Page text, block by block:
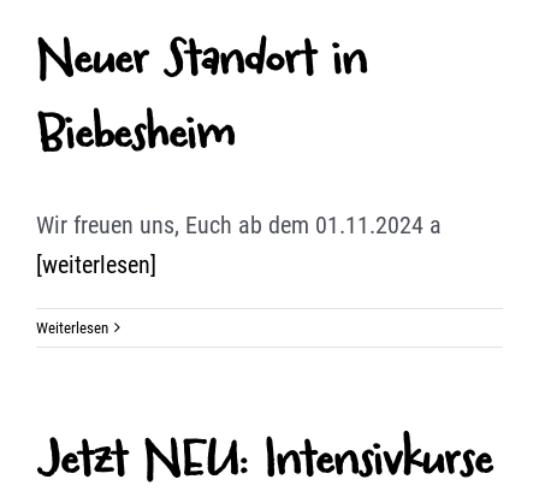
Neuer Standort in
Biebesheim
Wir freuen uns, Euch ab dem 01.11.2024 a
[weiterlesen]
Weiterlesen
Jetzt NEU: Intensivkurse